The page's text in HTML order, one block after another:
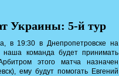
Украины: 5-й тур
в 19:30 в Днепропетровске на
наша команда будет принимать
этого матча назначен
ему будут помогать Евгений